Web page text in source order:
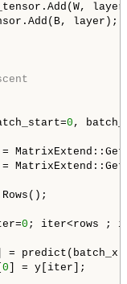
layer);
0 ,
=
=
0 ; iter<rows ;
] =
0 ] = y[iter];